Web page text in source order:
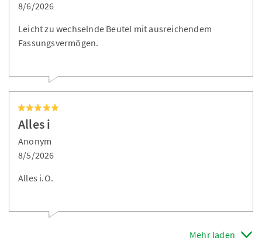
8/6/2026
Leicht zu wechselnde Beutel mit ausreichendem
Fassungsvermögen.
Alles i
Anonym
8/5/2026
Alles i.O.
Mehr laden